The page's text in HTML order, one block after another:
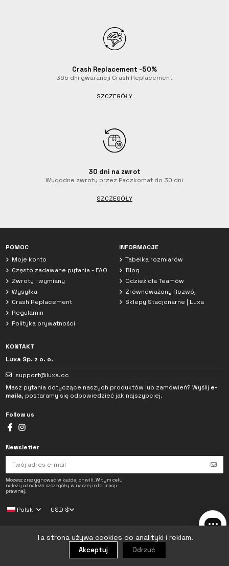
Crash Replacement -50%
365 dni gwarancji Crash Replacement
SZCZEGÓŁY
30 dni na zwrot
Wygodne zwroty przez Paczkomat do 30 dni
SZCZEGÓŁY
POMOC
Moje konto
Często zadawane pytania - FAQ
Zwroty i wymiany
Wysyłka
Crash Replacement
Regulamin
Polityka prywatności
INFORMACJE
Tabelka rozmiarów
Blog
Odzież dla Teamów
Zrównoważony Rozwój
Sklepy Stacjonarne | Luxa
KONTAKT
Luxa Sp. z o. o.
support@luxa.cc
Masz pytania dotyczące naszych produktów lub zamówień? Wyślij e-
maila, postaramy się odpowiedzieć jak najszybciej.
Zapoznałem/am się z
wykorzystane wyłącznie do obsługi mojego zapytania.
Follow us
Newsletter
Możesz zrezygnować w każdej chwili. W tym celu
należy odnaleźć szczegóły w naszej informacji
prawnej.
Polski USD $
© 2016 - 2026 Luxa. All rights reserved.
Ta strona używa cookies do analityki i reklam.
Akceptuj Odrzuć